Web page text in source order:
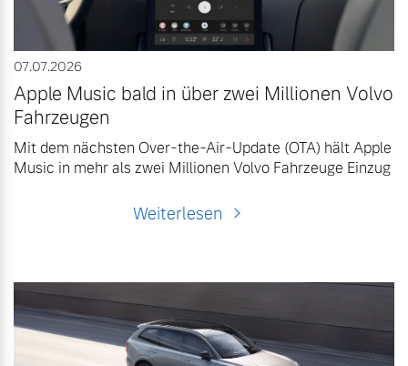
07.07.2026
Apple Music bald in über zwei Millionen Volvo
Fahrzeugen
Mit dem nächsten Over-the-Air-Update (OTA) hält Apple
Music in mehr als zwei Millionen Volvo Fahrzeuge Einzug
Weiterlesen